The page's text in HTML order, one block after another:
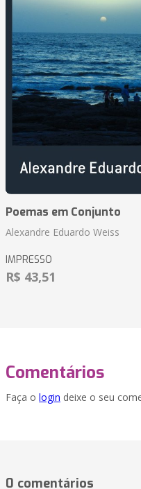
Poemas em Conjunto
Alexandre Eduardo Weiss
IMPRESSO
R$ 43,51
Comentários
Faça o login deixe o seu
0 comentários